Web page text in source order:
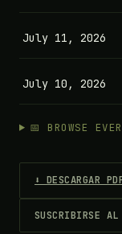
July 11, 2026
July 10, 2026
📅 BROWSE
⬇ DESCARGAR
SUSCRIBIRSE